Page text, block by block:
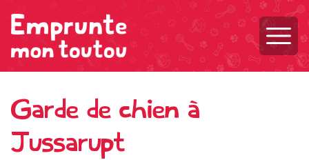
Garde de chien à
Jussarupt